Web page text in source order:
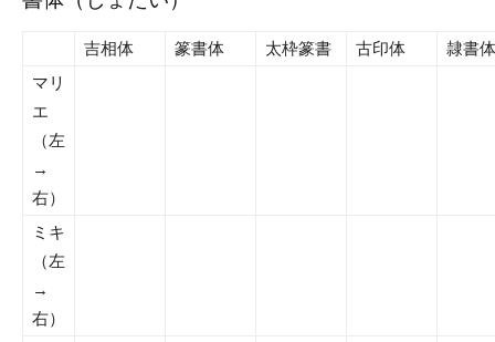
吉相体 篆書体 太枠篆書 古印体
隷書体
マリ
エ
（左
→
右）
ミキ
（左
→
右）